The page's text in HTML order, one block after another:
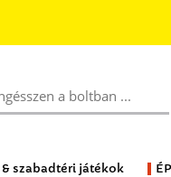
szabadtéri játékok